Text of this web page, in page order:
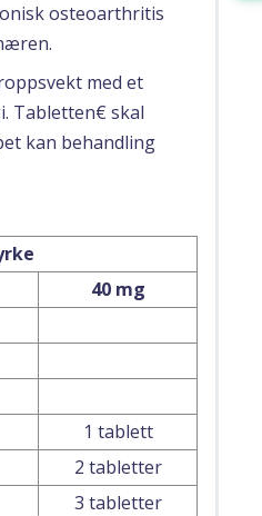
osteoarthritis
med et
Tabletten€ skal
kan behandling
40 mg
1 tablett
2 tabletter
3 tabletter